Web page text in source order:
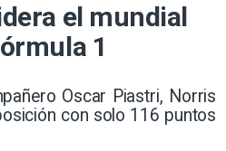
el mundial
1
Oscar Piastri, Norris
con solo 116 puntos